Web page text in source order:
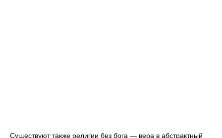
Существуют также религии без бога — вера в абстрактный